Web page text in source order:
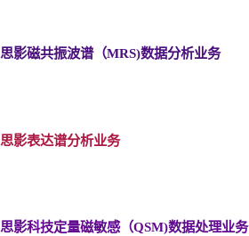
思影磁共振波谱（MRS)数据分析业务
思影表达谱分析业务
思影科技定量磁敏感（QSM)数据处理业务